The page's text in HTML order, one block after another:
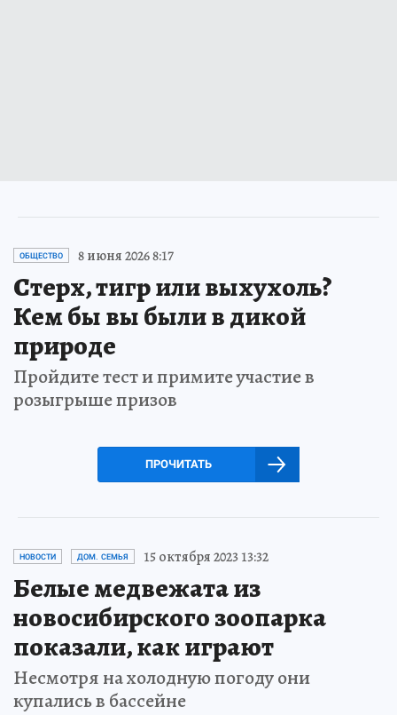
ОБЩЕСТВО 8 июня 2026 8:17
Стерх, тигр или выхухоль?
Кем бы вы были в дикой
природе
Пройдите тест и примите участие в
розыгрыше призов
ПРОЧИТАТЬ
НОВОСТИ ДОМ. СЕМЬЯ 15 октября 2023 13:32
Белые медвежата из
новосибирского зоопарка
показали, как играют
Несмотря на холодную погоду они
купались в бассейне